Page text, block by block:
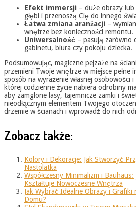
Efekt immersji – duże obrazy
głębi i przenoszą Cię do innego
Łatwa zmiana aranżacji –
wnętrze bez konieczności remontu.
Uniwersalność – pasują zarówno
gabinetu, biura czy pokoju dziecka.
Podsumowując, magiczne pejzaże na
przemieni Twoje wnętrze w miejsce pełne
sposób na wyrażenie własnej osobowości
której codzienne życie nabiera odrobiny
aby zamglone lasy, tajemnicze zamki i
nieodłącznym elementem Twojego
drzemie w ścianach i wprowadź do nich
Zobacz także:
Kolory i Dekoracje: Jak Stworzyć
Nastolatka
Współczesny Minimalizm i Bauhaus:
Kształtuje Nowoczesne Wnętrza
Jak Wybrać Idealne Obrazy i
Domu?